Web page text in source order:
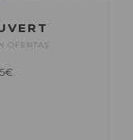
OFERTAS